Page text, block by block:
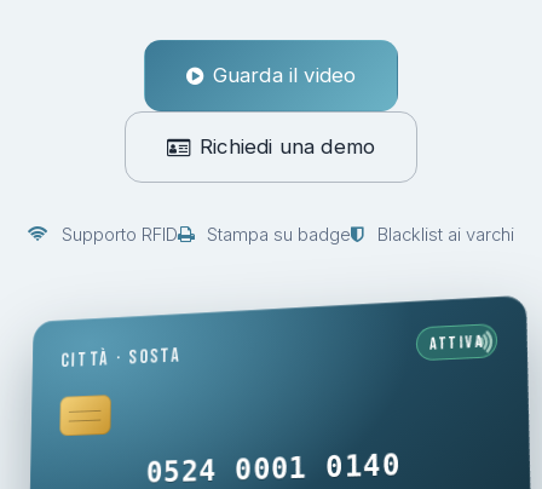
Guarda il video
Richiedi una demo
Supporto RFID Stampa su badge Blacklist ai varchi
Città · Sosta
0524 0001 0140
Attiva